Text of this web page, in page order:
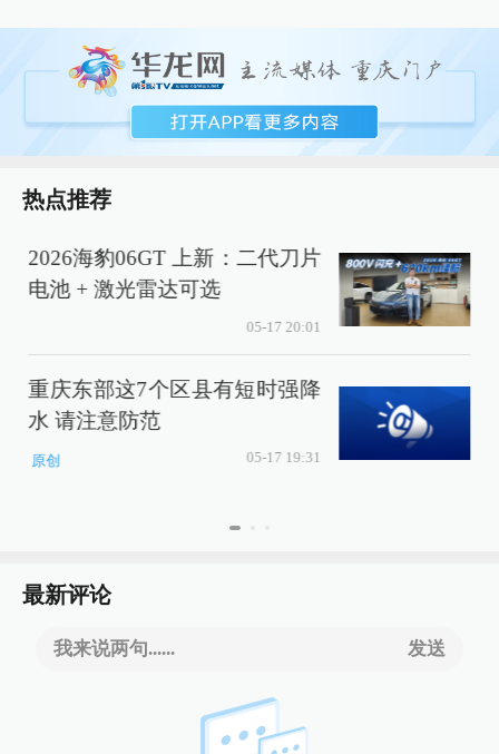
热点推荐
2026海豹06GT 上新：二代刀片
电池 + 激光雷达可选
05-17 20:01
重庆东部这7个区县有短时强降
水 请注意防范
原创 05-17 19:31
最新评论
我来说两句...... 发送